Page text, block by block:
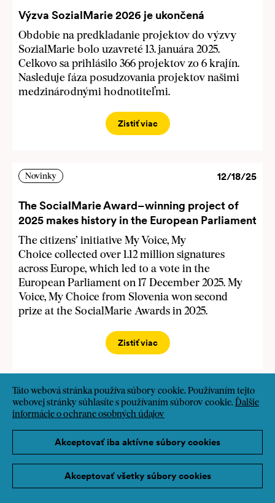
Táto webová stránka používa súbory cookie. Používaním tejto
webovej stránky súhlasíte s používaním súborov cookie. Ďalšie
informácie o ochrane osobných údajov
Akceptovať iba aktívne súbory cookies
Akceptovať všetky súbory cookies
Výzva SozialMarie 2026 je ukončená
Obdobie na predkladanie projektov do výzvy
SozialMarie bolo uzavreté 13. januára 2025.
Celkovo sa prihlásilo 366 projektov zo 6 krajín.
Nasleduje fáza posudzovania projektov našimi
medzinárodnými hodnotiteľmi.
Zistiť viac
Novinky 12/18/25
The SocialMarie Award–winning project of
2025 makes history in the European Parliament
The citizens’ initiative My Voice, My
Choice collected over 1.12 million signatures
across Europe, which led to a vote in the
European Parliament on 17 December 2025. My
Voice, My Choice from Slovenia won second
prize at the SocialMarie Awards in 2025.
Zistiť viac
Novinky 12/03/25
decembra
prihlásiť svoj projekt na cenu SozialMarie,
srdečne vás pozývame na našu online Q&A